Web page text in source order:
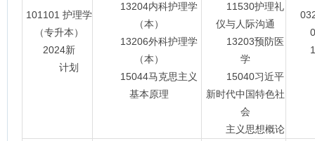
101101 护理学
（专升本）
2024新
计划
13204内科护理学
（本）
13206外科护理学
（本）
15044马克思主义
基本原理
11530护理礼
仪与人际沟通
13203预防医
学
15040习近平
新时代中国特色社
会
主义思想概论